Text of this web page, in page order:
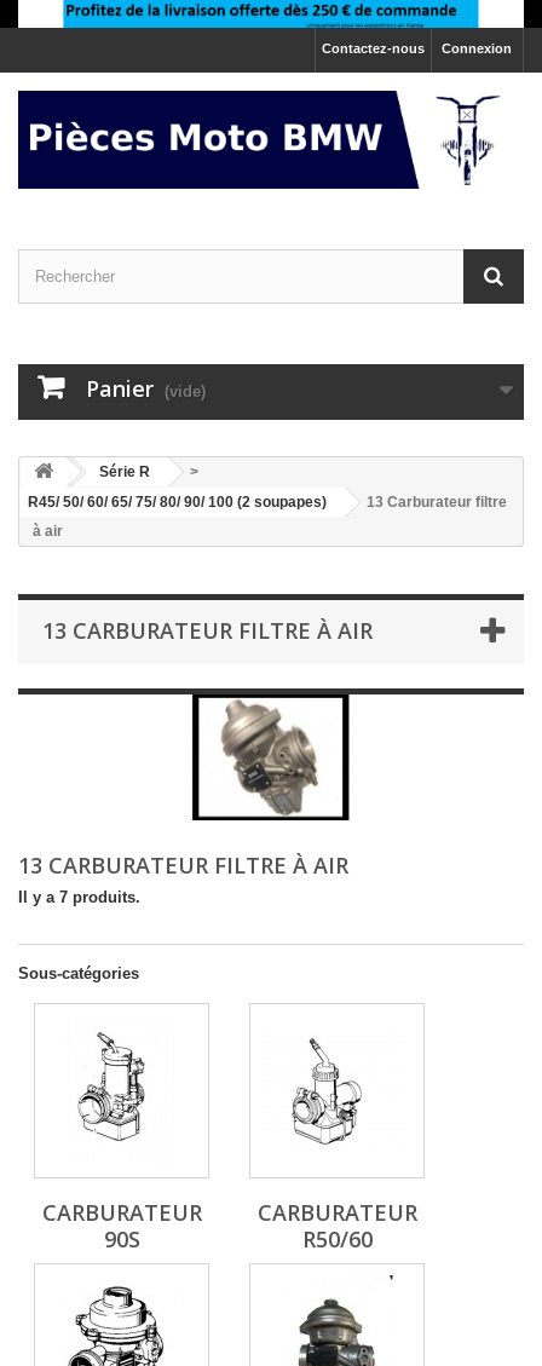
Connexion
Contactez-nous
Panier (vide)
>Série R
>
R45/ 50/ 60/ 65/ 75/ 80/ 90/ 100 (2 soupapes)
13 Carburateur filtre
à air
13 CARBURATEUR FILTRE À AIR
13 CARBURATEUR FILTRE À AIR
Il y a 7 produits.
Sous-catégories
CARBURATEUR
90S
CARBURATEUR
R50/60